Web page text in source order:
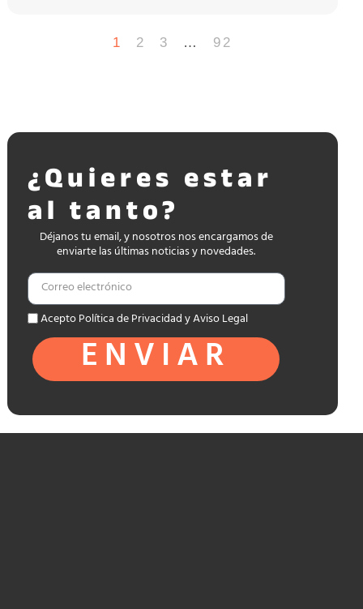
1 2 3 … 92
¿Quieres estar
al tanto?
Déjanos tu email, y nosotros nos encargamos de
enviarte las últimas noticias y novedades.
Acepto Política de Privacidad y Aviso Legal
ENVIAR